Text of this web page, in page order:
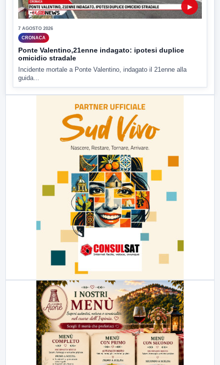
▶
7 AGOSTO 2026
CRONACA
Ponte Valentino,21enne indagato: ipotesi duplice
omicidio stradale
Incidente mortale a Ponte Valentino, indagato il 21enne alla
guida...